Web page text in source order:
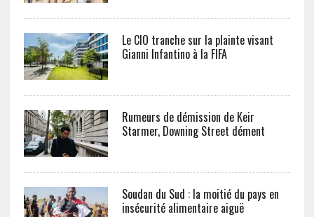
Le CIO tranche sur la plainte visant
Gianni Infantino à la FIFA
Rumeurs de démission de Keir
Starmer, Downing Street dément
Soudan du Sud : la moitié du pays en
insécurité alimentaire aiguë